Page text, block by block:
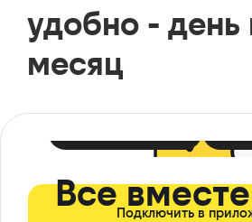
удобно - день
месяц
Все вместе
Подключить в